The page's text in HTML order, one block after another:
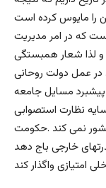
که در امر مدیریت
و لذا شعار همبستگی
عمل دولت روحانی
مسایل جامعه
نظارت استصوابی
نمی کند .حکومت
خارجی باج دهد